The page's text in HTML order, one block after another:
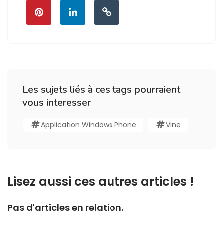
Les sujets liés à ces tags pourraient
vous interesser
Application Windows Phone Vine
Lisez aussi ces autres articles !
Pas d'articles en relation.